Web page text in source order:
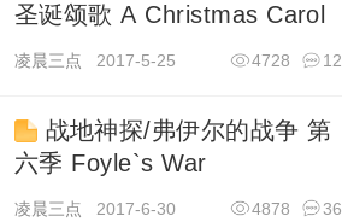
圣诞颂歌 A Christmas Carol
凌晨三点 2017-5-25 12
4728
战地神探/弗伊尔的战争 第
六季 Foyle`s War
凌晨三点 2017-6-30 36
4878